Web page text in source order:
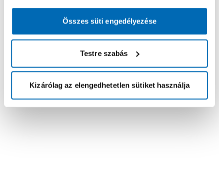
Összes süti engedélyezése
Testre szabás
Kizárólag az elengedhetetlen sütiket használja